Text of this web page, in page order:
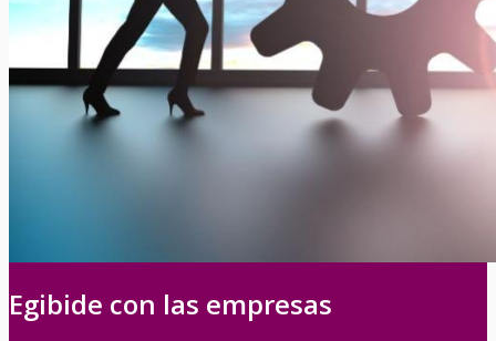
Egibide con las empresas